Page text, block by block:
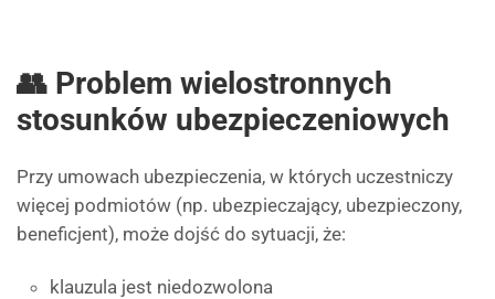
👥 Problem wielostronnych
stosunków ubezpieczeniowych
Przy umowach ubezpieczenia, w których uczestniczy
więcej podmiotów (np. ubezpieczający, ubezpieczony,
beneficjent), może dojść do sytuacji, że:
klauzula jest niedozwolona